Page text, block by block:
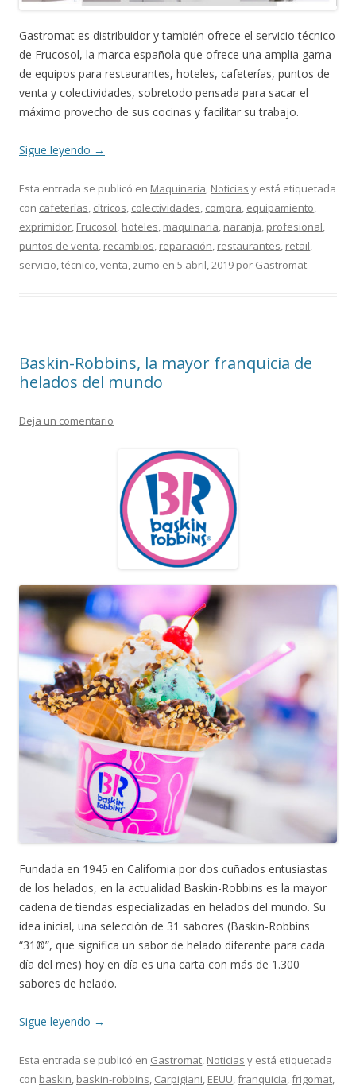
Gastromat es distribuidor y también ofrece el servicio técnico
de Frucosol, la marca española que ofrece una amplia gama
de equipos para restaurantes, hoteles, cafeterías, puntos de
venta y colectividades, sobretodo pensada para sacar el
máximo provecho de sus cocinas y facilitar su trabajo.
Sigue leyendo →
Esta entrada se publicó en Maquinaria, Noticias y está etiquetada
con cafeterías, cítricos, colectividades, compra, equipamiento,
exprimidor, Frucosol, hoteles, maquinaria, naranja, profesional,
puntos de venta, recambios, reparación, restaurantes, retail,
servicio,técnico,venta, zumo en 5 abril, 2019 por Gastromat.
Baskin-Robbins, la mayor franquicia de
helados del mundo
Deja un comentario
Fundada en 1945 en California por dos cuñados entusiastas
de los helados, en la actualidad Baskin-Robbins es la mayor
cadena de tiendas especializadas en helados del mundo. Su
idea inicial, una selección de 31 sabores (Baskin-Robbins
“31®”, que significa un sabor de helado diferente para cada
día del mes) hoy en día es una carta con más de 1.300
sabores de helado.
Sigue leyendo →
Esta entrada se publicó en Gastromat, Noticias y está etiquetada
con baskin, baskin-robbins, Carpigiani, EEUU,franquicia,frigomat,